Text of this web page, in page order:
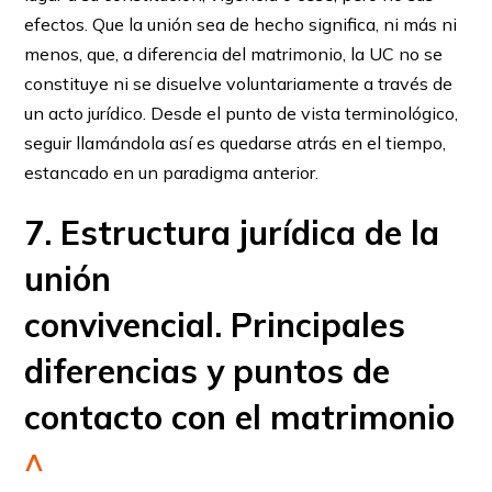
efectos. Que la unión sea de hecho significa, ni más ni
menos, que, a diferencia del matrimonio, la UC no se
constituye ni se disuelve voluntariamente a través de
un acto jurídico. Desde el punto de vista terminológico,
seguir llamándola así es quedarse atrás en el tiempo,
estancado en un paradigma anterior.
7. Estructura jurídica de la
unión
convivencial. Principales
diferencias y puntos de
contacto con el matrimonio
^